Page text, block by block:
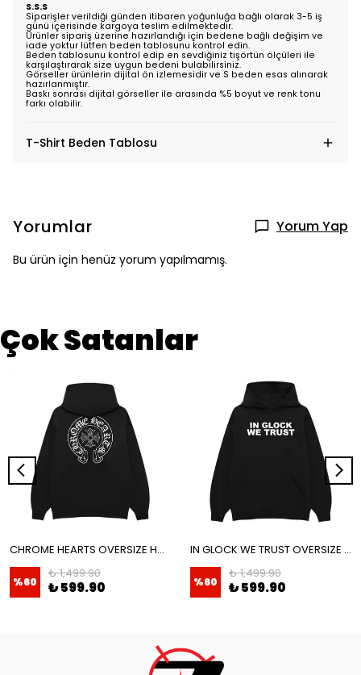
S.S.S
Siparişler verildiği günden itibaren yoğunluğa bağlı olarak 3-5 iş
günü içerisinde kargoya teslim edilmektedir.
Ürünler sipariş üzerine hazırlandığı için bedene bağlı değişim ve
iade yoktur lütfen beden tablosunu kontrol edin.
Beden tablosunu kontrol edip en sevdiğiniz tişörtün ölçüleri ile
karşılaştırarak size uygun bedeni bulabilirsiniz.
Görseller ürünlerin dijital ön izlemesidir ve S beden esas alınarak
hazırlanmıştır.
Baskı sonrası dijital görseller ile arasında %5 boyut ve renk tonu
farkı olabilir.
T-Shirt Beden Tablosu
Yorumlar Yorum Yap
Bu ürün için henüz yorum yapılmamış.
Çok Satanlar
CHROME HEARTS OVERSIZE HOODIE
%60
₺ 1,499.90
₺ 599.90
IN GLOCK WE TRUST OVERSIZE HOODIE
%60
₺ 1,499.90
₺ 599.90